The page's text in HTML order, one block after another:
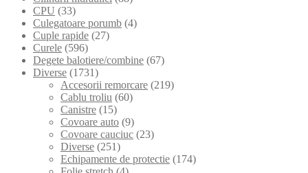
CPU (33)
Culegatoare porumb (4)
Cuple rapide (27)
Curele (596)
Degete balotiere/combine (67)
Diverse (1731)
Accesorii remorcare (219)
Cablu troliu (60)
Canistre (15)
Covoare auto (9)
Covoare cauciuc (23)
Diverse (251)
Echipamente de protectie (174)